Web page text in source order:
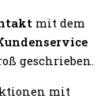
mit dem
geschrieben.